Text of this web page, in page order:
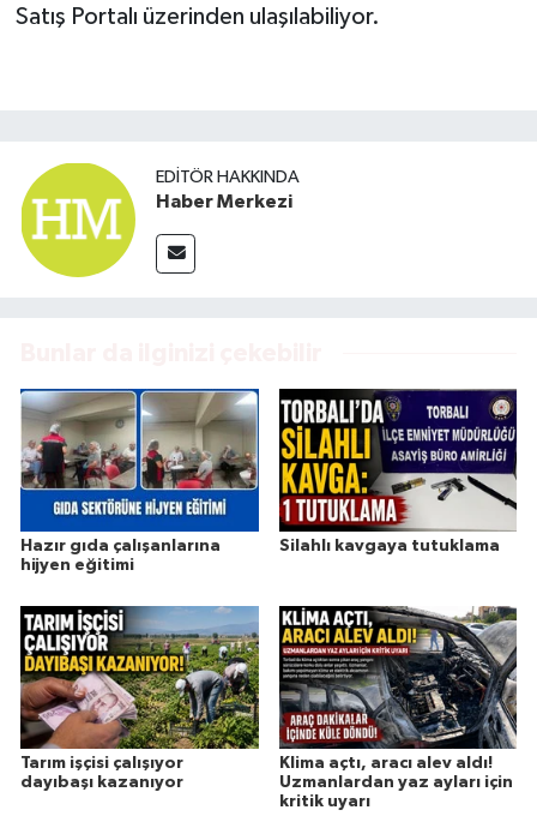
Satış Portalı üzerinden ulaşılabiliyor.
EDITÖR HAKKINDA
Haber Merkezi
Hazır gıda çalışanlarına
hijyen eğitimi
Silahlı kavgaya tutuklama
Tarım işçisi çalışıyor
dayıbaşı kazanıyor
Klima açtı, aracı alev aldı!
Uzmanlardan yaz ayları için
kritik uyarı